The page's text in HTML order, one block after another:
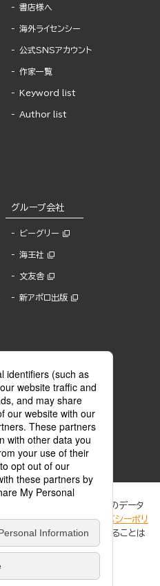
書店様へ
海外ライセンシー
公式SNSアカウント
作家一覧
Keyword list
Author list
グループ会社
ビーグリー
海王社
文友舎
新アポロ出版
ービスが、著作権者からコンテンツ使用許諾を
録商標(登録番号 第6091713号)です。
サービスの一覧はこちら。
性向上のためにCookie等のデータ
ついての詳細は、「プライバシーポリ
、訪問者の個人情報を追跡することは